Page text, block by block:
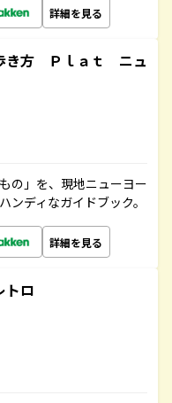
詳細を見る
き方 Ｐｌａｔ ニュ
の」を、現地ニューヨー
ディなガイドブック。
詳細を見る
ロ